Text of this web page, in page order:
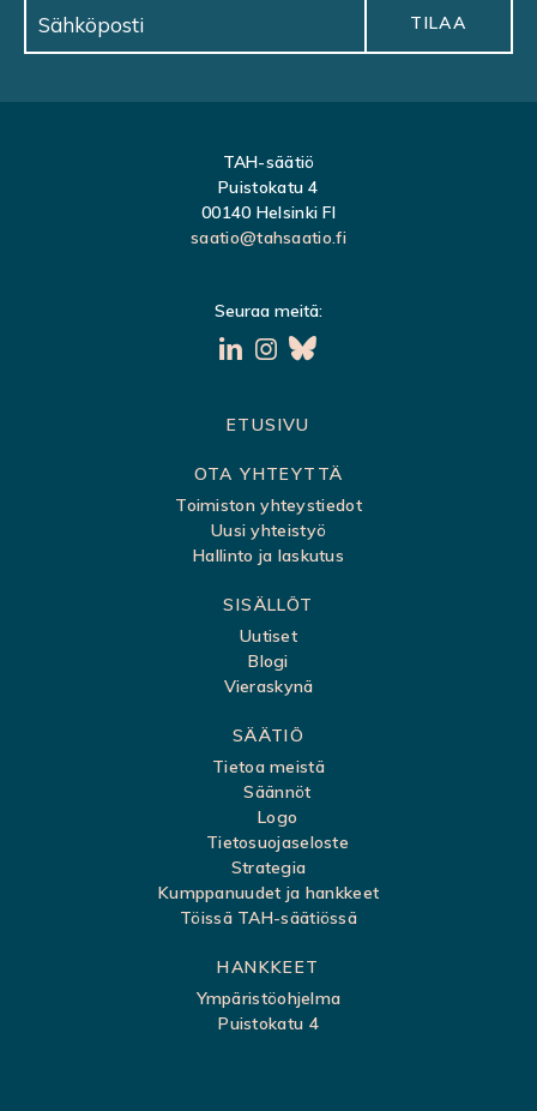
TAH-säätiö
Puistokatu 4
00140 Helsinki FI
saatio@tahsaatio.fi
Seuraa meitä:
ETUSIVU
OTA YHTEYTTÄ
Toimiston yhteystiedot
Uusi yhteistyö
Hallinto ja laskutus
SISÄLLÖT
Uutiset
Blogi
Vieraskynä
SÄÄTIÖ
Tietoa meistä
Säännöt
Logo
Tietosuojaseloste
Strategia
Kumppanuudet ja hankkeet
Töissä TAH-säätiössä
HANKKEET
Ympäristöohjelma
Puistokatu 4